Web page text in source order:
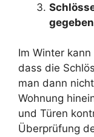
Im Winter
dass die
man dann
Wohnung
und Türen
Überprüfung